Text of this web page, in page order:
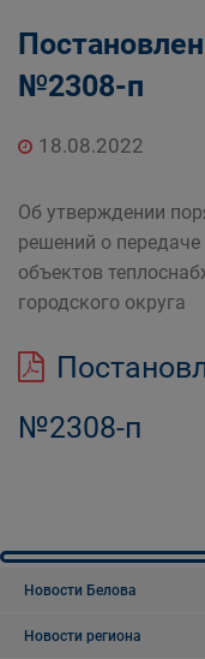
№2308-п
18.08.2022
Об утверждении
решений о
объектов
городского округа
№2308-п
Новости Белова
Новости региона